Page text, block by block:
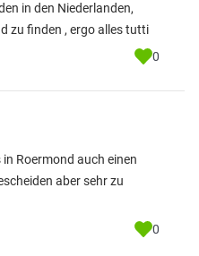
in den Niederlanden,
zu finden , ergo alles tutti
0
Roermond auch einen
aber sehr zu
0